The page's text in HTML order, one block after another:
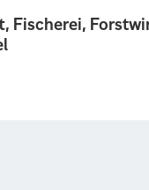
Fischerei,